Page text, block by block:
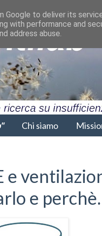
Chi siamo
e
e perchè.
Google to deliver its
with performance and
address abuse.